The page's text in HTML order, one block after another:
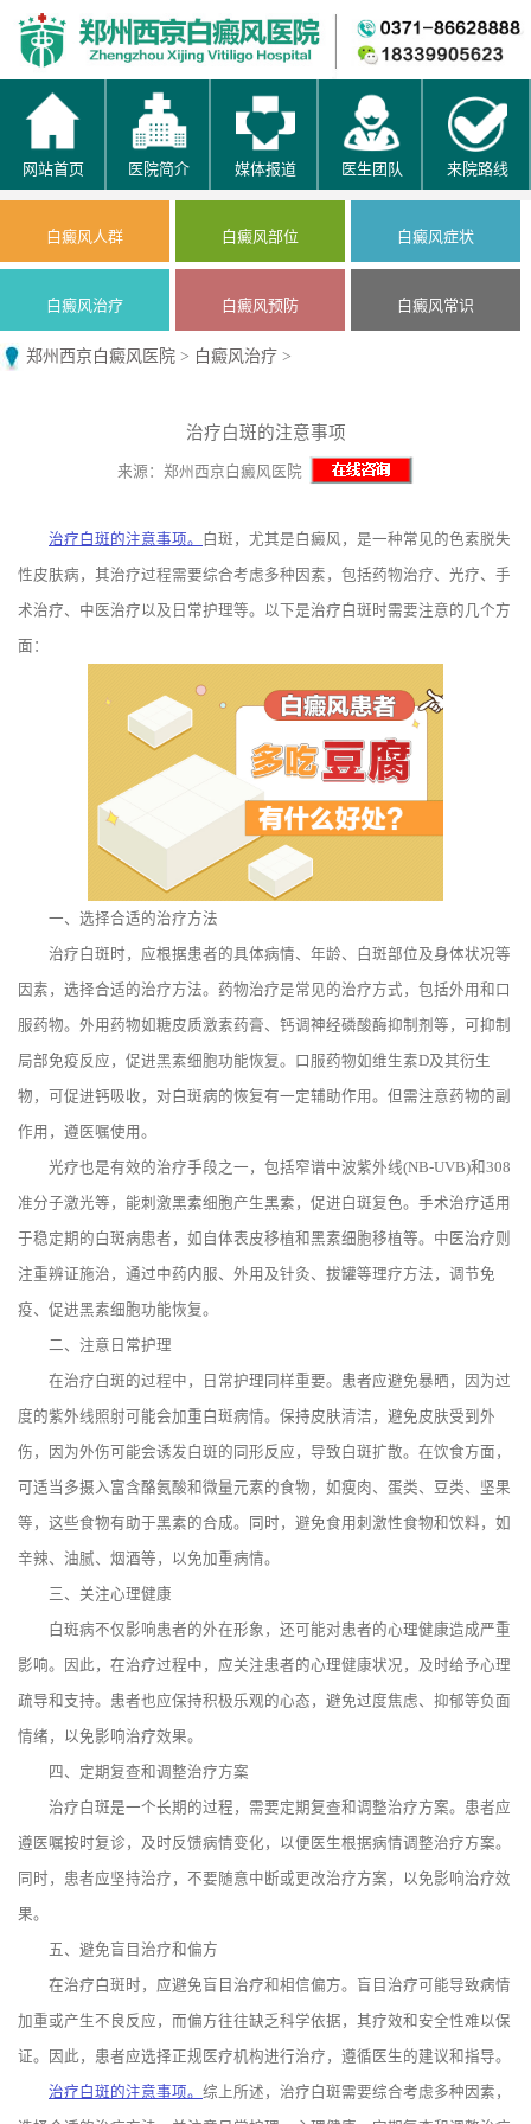
网站首页 医院简介 媒体报道 医生团队 来院路线
白癜风人群 白癜风部位 白癜风症状
白癜风治疗 白癜风预防 白癜风常识
郑州西京白癜风医院 > 白癜风治疗 >
治疗白斑的注意事项
来源：郑州西京白癜风医院
治疗白斑的注意事项。 白斑，尤其是白癜风，是一种常见的色素脱失
性皮肤病，其治疗过程需要综合考虑多种因素，包括药物治疗、光疗、手
术治疗、中医治疗以及日常护理等。以下是治疗白斑时需要注意的几个方
面：
一、选择合适的治疗方法
治疗白斑时，应根据患者的具体病情、年龄、白斑部位及身体状况等
因素，选择合适的治疗方法。药物治疗是常见的治疗方式，包括外用和口
服药物。外用药物如糖皮质激素药膏、钙调神经磷酸酶抑制剂等，可抑制
局部免疫反应，促进黑素细胞功能恢复。口服药物如维生素D及其衍生
物，可促进钙吸收，对白斑病的恢复有一定辅助作用。但需注意药物的副
作用，遵医嘱使用。
光疗也是有效的治疗手段之一，包括窄谱中波紫外线(NB-UVB)和308
准分子激光等，能刺激黑素细胞产生黑素，促进白斑复色。手术治疗适用
于稳定期的白斑病患者，如自体表皮移植和黑素细胞移植等。中医治疗则
注重辨证施治，通过中药内服、外用及针灸、拔罐等理疗方法，调节免
疫、促进黑素细胞功能恢复。
二、注意日常护理
在治疗白斑的过程中，日常护理同样重要。患者应避免暴晒，因为过
度的紫外线照射可能会加重白斑病情。保持皮肤清洁，避免皮肤受到外
伤，因为外伤可能会诱发白斑的同形反应，导致白斑扩散。在饮食方面，
可适当多摄入富含酪氨酸和微量元素的食物，如瘦肉、蛋类、豆类、坚果
等，这些食物有助于黑素的合成。同时，避免食用刺激性食物和饮料，如
辛辣、油腻、烟酒等，以免加重病情。
三、关注心理健康
白斑病不仅影响患者的外在形象，还可能对患者的心理健康造成严重
影响。因此，在治疗过程中，应关注患者的心理健康状况，及时给予心理
疏导和支持。患者也应保持积极乐观的心态，避免过度焦虑、抑郁等负面
情绪，以免影响治疗效果。
四、定期复查和调整治疗方案
治疗白斑是一个长期的过程，需要定期复查和调整治疗方案。患者应
遵医嘱按时复诊，及时反馈病情变化，以便医生根据病情调整治疗方案。
同时，患者应坚持治疗，不要随意中断或更改治疗方案，以免影响治疗效
果。
五、避免盲目治疗和偏方
在治疗白斑时，应避免盲目治疗和相信偏方。盲目治疗可能导致病情
加重或产生不良反应，而偏方往往缺乏科学依据，其疗效和安全性难以保
证。因此，患者应选择正规医疗机构进行治疗，遵循医生的建议和指导。
治疗白斑的注意事项。 综上所述，治疗白斑需要综合考虑多种因素，